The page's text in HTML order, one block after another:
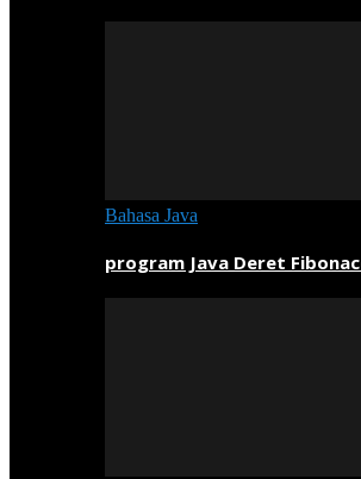
Bahasa Java
program Java Deret